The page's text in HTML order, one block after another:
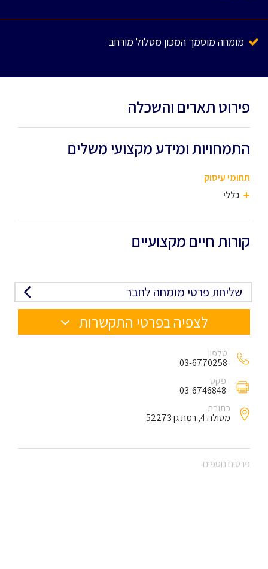
מומחה מוסמך המכון מסלול מורחב
פירוט תארים והשכלה
התמחויות ומידע מקצועי משלים
תחומי עיסוק
כללי
קורות חיים מקצועיים
שליחת פרטי מומחה לחבר
לצפיה בפרטי התקשרות
טלפון
03-6770258
פקס
03-6746848
כתובת
מטולה 4, רמת גן 52273
פרטים נוספים